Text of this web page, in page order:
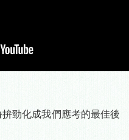
勁化成我們應考的最佳後